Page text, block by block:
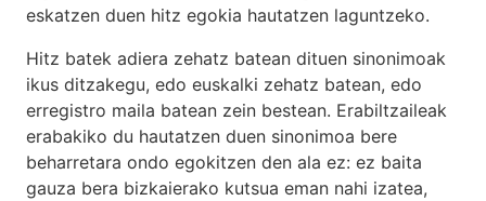
eskatzen duen hitz egokia hautatzen laguntzeko.
Hitz batek adiera zehatz batean dituen sinonimoak
ikus ditzakegu, edo euskalki zehatz batean, edo
erregistro maila batean zein bestean. Erabiltzaileak
erabakiko du hautatzen duen sinonimoa bere
beharretara ondo egokitzen den ala ez: ez baita
gauza bera bizkaierako kutsua eman nahi izatea,